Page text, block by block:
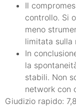
Il
controllo. Si
meno
limitata sulla
In
la
stabili. Non
network con
Giudizio rapido: